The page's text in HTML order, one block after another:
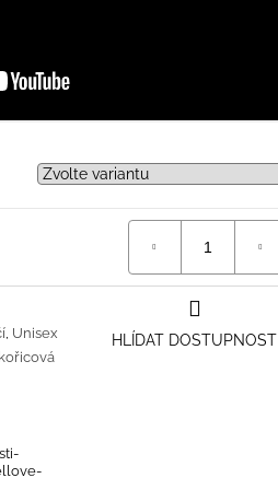
Unisex
HLÍDAT DOSTUPNOST